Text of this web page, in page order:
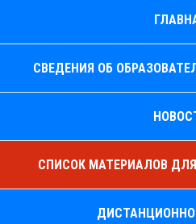
СВЕДЕНИЯ ОБ
СПИСОК МАТЕРИАЛОВ